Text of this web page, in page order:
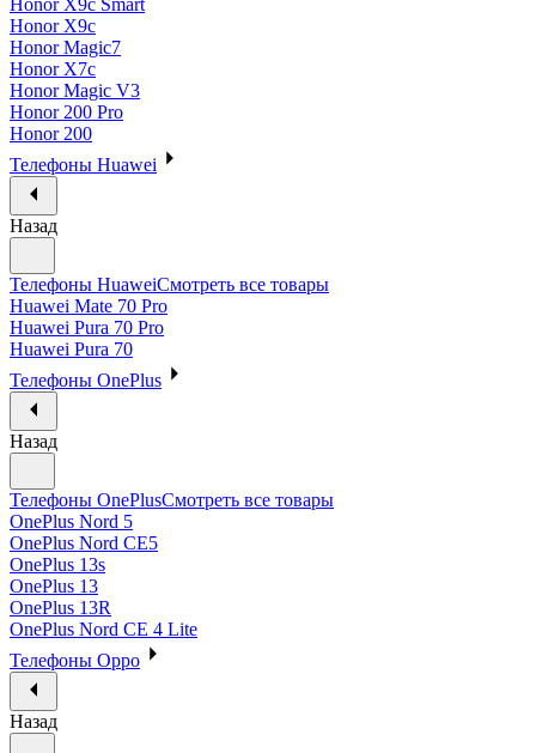
Honor X9c Smart
Honor X9c
Honor Magic7
Honor X7c
Honor Magic V3
Honor 200 Pro
Honor 200
Телефоны Huawei
Назад
Телефоны HuaweiСмотреть все товары
Huawei Mate 70 Pro
Huawei Pura 70 Pro
Huawei Pura 70
Телефоны OnePlus
Назад
Телефоны OnePlusСмотреть все товары
OnePlus Nord 5
OnePlus Nord CE5
OnePlus 13s
OnePlus 13
OnePlus 13R
OnePlus Nord CE 4 Lite
Телефоны Oppo
Назад